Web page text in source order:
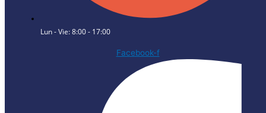
Lun - Vie: 8:00 - 17:00
Facebook-f